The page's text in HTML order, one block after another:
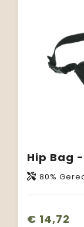
80%
€ 14,72